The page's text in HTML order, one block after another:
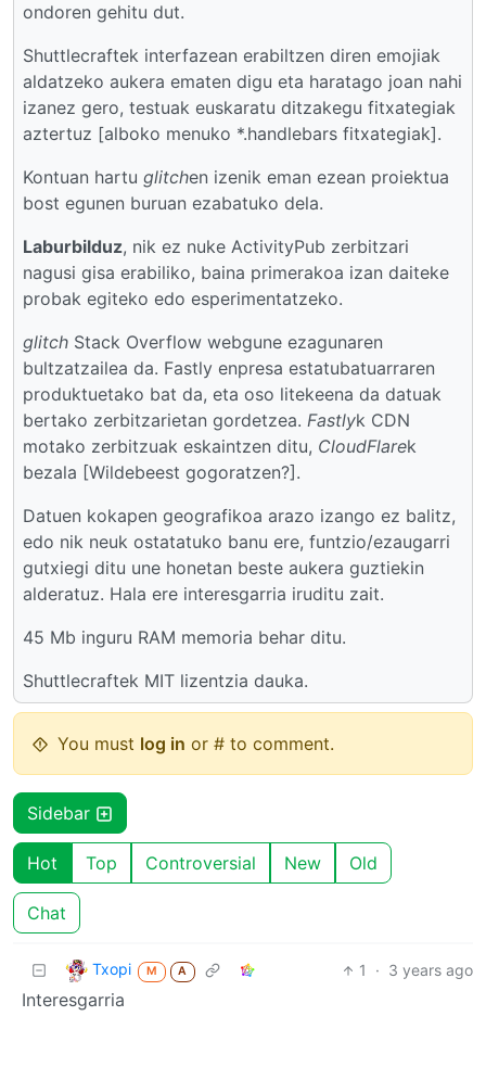
ondoren gehitu dut.
Shuttlecraftek interfazean erabiltzen diren emojiak
aldatzeko aukera ematen digu eta haratago joan nahi
izanez gero, testuak euskaratu ditzakegu fitxategiak
aztertuz [alboko menuko *.handlebars fitxategiak].
Kontuan hartu glitchen izenik eman ezean proiektua
bost egunen buruan ezabatuko dela.
Laburbilduz, nik ez nuke ActivityPub zerbitzari
nagusi gisa erabiliko, baina primerakoa izan daiteke
probak egiteko edo esperimentatzeko.
glitch Stack Overflow webgune ezagunaren
bultzatzailea da. Fastly enpresa estatubatuarraren
produktuetako bat da, eta oso litekeena da datuak
bertako zerbitzarietan gordetzea. Fastlyk CDN
motako zerbitzuak eskaintzen ditu, CloudFlarek
bezala [Wildebeest gogoratzen?].
Datuen kokapen geografikoa arazo izango ez balitz,
edo nik neuk ostatatuko banu ere, funtzio/ezaugarri
gutxiegi ditu une honetan beste aukera guztiekin
alderatuz. Hala ere interesgarria iruditu zait.
45 Mb inguru RAM memoria behar ditu.
Shuttlecraftek MIT lizentzia dauka.
You must log in or # to comment.
Sidebar
Hot Top Controversial New Old
Chat
Txopi M A 1 · 3 years ago
Interesgarria